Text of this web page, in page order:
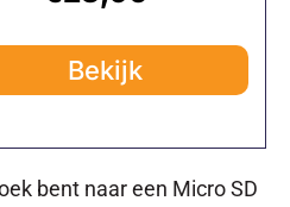
Bekijk
bent naar een Micro SD